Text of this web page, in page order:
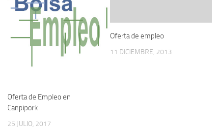
Oferta de Empleo en
Canpipork
25 JULIO, 2017
Oferta de empleo
11 DICIEMBRE, 2013